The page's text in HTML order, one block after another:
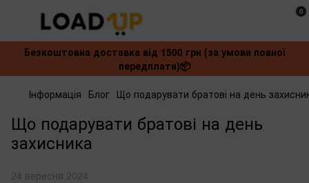
0
Безкоштовна доставка від 1500 грн (за умови повної
передплати)📦
Інформація Блог Що подарувати братові на день
Що подарувати братові на день
захисника
24 вересня 2024